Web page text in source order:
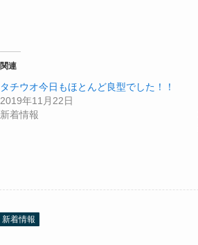
関連
タチウオ今日もほとんど良型でした！！
2019年11月22日
新着情報
新着情報